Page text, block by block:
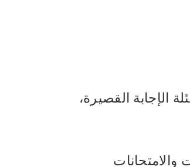
الإجابة القصيرة،
والامتحانات